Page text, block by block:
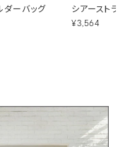
ダーバッグ シアーストラ
¥3,564